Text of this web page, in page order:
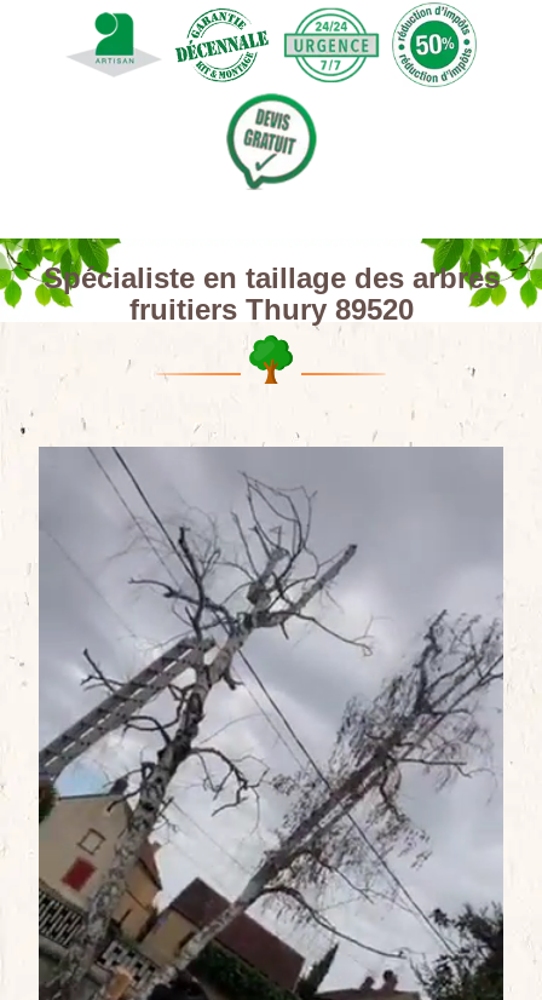
Spécialiste en taillage des arbres
fruitiers Thury 89520